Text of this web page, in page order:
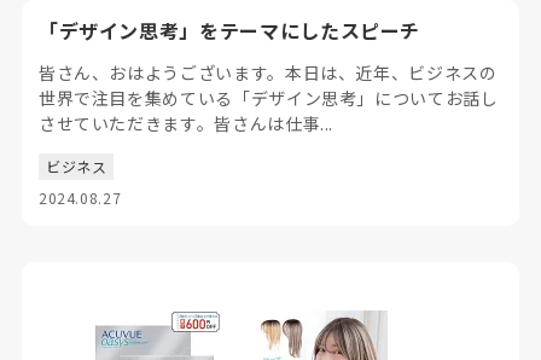
「デザイン思考」をテーマにしたスピーチ
皆さん、おはようございます。本日は、近年、ビジネスの
世界で注目を集めている「デザイン思考」についてお話し
させていただきます。皆さんは仕事...
ビジネス
2024.08.27